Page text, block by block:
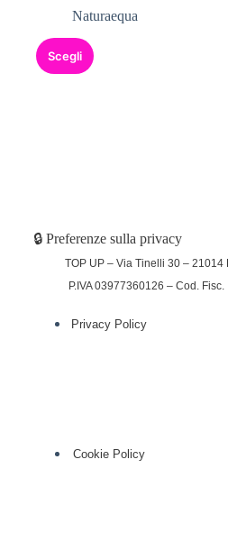
Naturaequa
Scegli
🔒 Preferenze sulla privacy
TOP UP – Via Tinelli 30 –
P.IVA 03977360126 – Cod.
Privacy Policy(function (w,d)
Cookie Policy(function (w,d)